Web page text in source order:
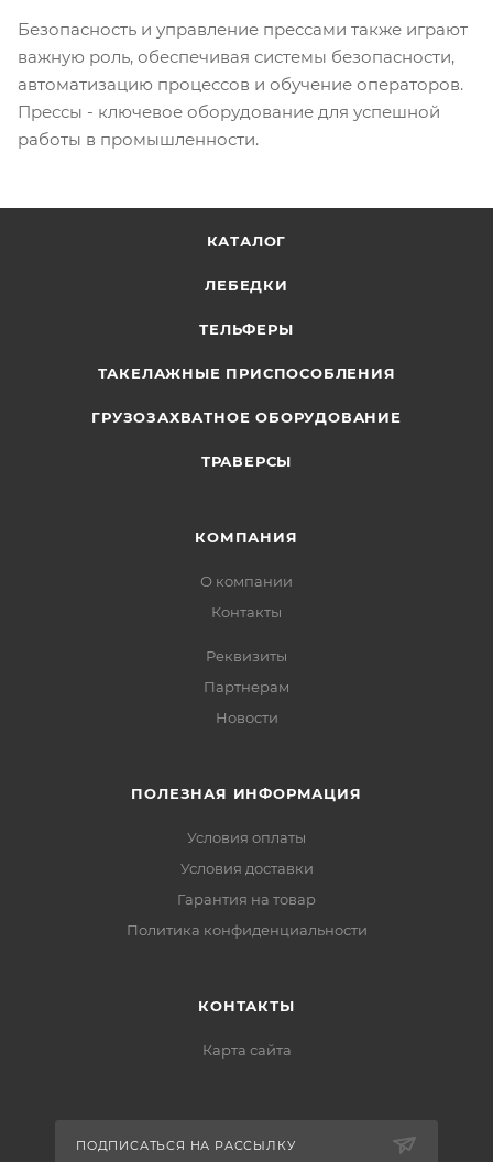
Безопасность и управление прессами также играют
важную роль, обеспечивая системы безопасности,
автоматизацию процессов и обучение операторов.
Прессы - ключевое оборудование для успешной
работы в промышленности.
КАТАЛОГ
ЛЕБЕДКИ
ТЕЛЬФЕРЫ
ТАКЕЛАЖНЫЕ ПРИСПОСОБЛЕНИЯ
ГРУЗОЗАХВАТНОЕ ОБОРУДОВАНИЕ
ТРАВЕРСЫ
КОМПАНИЯ
О компании
Контакты
Реквизиты
Партнерам
Новости
ПОЛЕЗНАЯ ИНФОРМАЦИЯ
Условия оплаты
Условия доставки
Гарантия на товар
Политика конфиденциальности
КОНТАКТЫ
Карта сайта
ПОДПИСАТЬСЯ НА РАССЫЛКУ